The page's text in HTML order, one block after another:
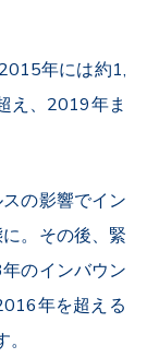
年には約1,
え、2019年ま
の影響でイン
。その後、緊
のインバウン
年を超える